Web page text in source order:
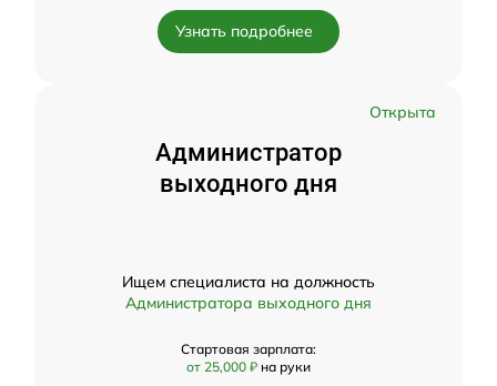
Узнать подробнее
Открыта
Администратор
выходного дня
Ищем специалиста на должность
Администратора выходного дня
Стартовая зарплата:
от 25,000 ₽ на руки